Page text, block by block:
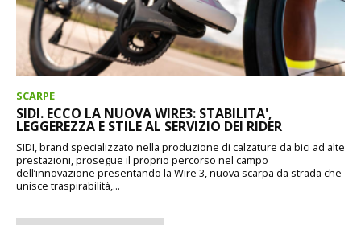
SCARPE
SIDI. ECCO LA NUOVA WIRE3: STABILITA',
LEGGEREZZA E STILE AL SERVIZIO DEI RIDER
SIDI, brand specializzato nella produzione di calzature da bici ad alte
prestazioni, prosegue il proprio percorso nel campo
dell’innovazione presentando la Wire 3, nuova scarpa da strada che
unisce traspirabilità,...